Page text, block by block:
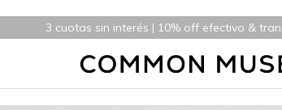
3 cuotas sin interés | 10% off efectivo &